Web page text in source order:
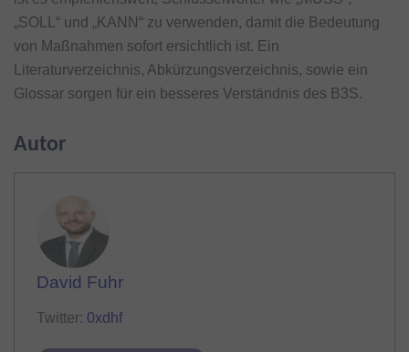
„SOLL“ und „KANN“ zu verwenden, damit die Bedeutung
von Maßnahmen sofort ersichtlich ist. Ein
Literaturverzeichnis, Abkürzungsverzeichnis, sowie ein
Glossar sorgen für ein besseres Verständnis des B3S.
Autor
David Fuhr
Twitter: 0xdhf